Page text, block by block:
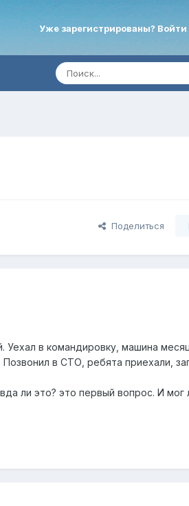
Уже зарегистрированы? Войти
Поделиться
в командировку, машина
в СТО, ребята приехали,
ли это? это первый вопрос. И мог